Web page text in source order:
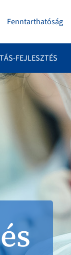
Fenntarthatóság
FEJLESZTÉS